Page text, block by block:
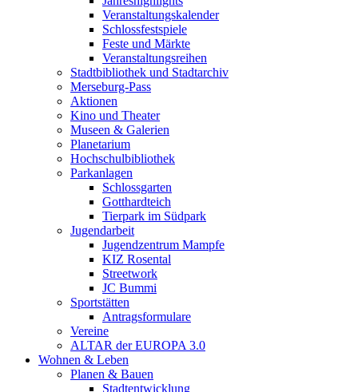
Veranstaltungskalender
Schlossfestspiele
Feste und Märkte
Veranstaltungsreihen
Stadtbibliothek und Stadtarchiv
Merseburg-Pass
Aktionen
Kino und Theater
Museen & Galerien
Planetarium
Hochschulbibliothek
Parkanlagen
Schlossgarten
Gotthardteich
Tierpark im Südpark
Jugendarbeit
Jugendzentrum Mampfe
KIZ Rosental
Streetwork
JC Bummi
Sportstätten
Antragsformulare
Vereine
ALTAR der EUROPA 3.0
Wohnen & Leben
Planen & Bauen
Stadtentwicklung